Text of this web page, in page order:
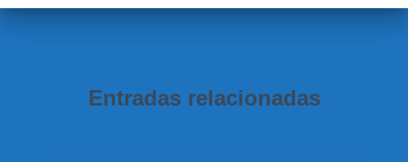
Entradas relacionadas